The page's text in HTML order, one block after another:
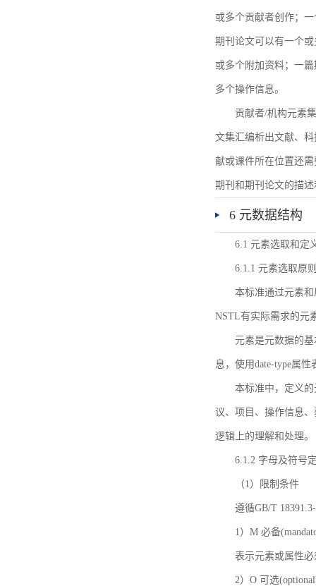
或多个贡献者创作；
期刊论文可以有一个
或多个附加资料；一
多个操作信息。
贡献者/机构元素
文集汇编析出文献、
献或课件所在位置还
期刊和期刊论文的描
6 元数据结构
6.1 元素选取和定
6.1.1 元素选取原
本标准通过元素
NSTL有实际需求的元
元素是元数据的
息，使用date-type属
本标准中，定义
议、项目、操作信息
逻辑上的理解和处理。
6.1.2 字母及符号
（1）限制条件
遵循GB/T
1）M 必备
表示元素或属性
2）O 可选